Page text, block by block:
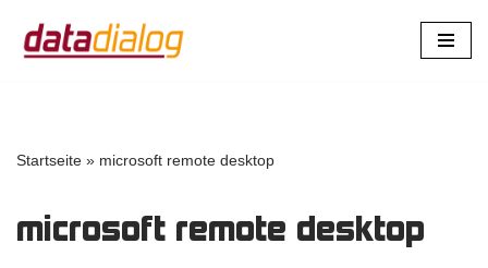
Zum
Startseite » microsoft remote desktop
microsoft remote desktop